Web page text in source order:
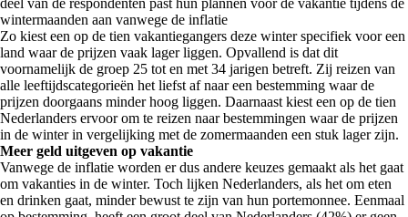
deel van de respondenten past hun plannen voor de vakantie tijdens de
wintermaanden aan vanwege de inflatie
Zo kiest een op de tien vakantiegangers deze winter specifiek voor een
land waar de prijzen vaak lager liggen. Opvallend is dat dit
voornamelijk de groep 25 tot en met 34 jarigen betreft. Zij reizen van
alle leeftijdscategorieën het liefst af naar een bestemming waar de
prijzen doorgaans minder hoog liggen. Daarnaast kiest een op de tien
Nederlanders ervoor om te reizen naar bestemmingen waar de prijzen
in de winter in vergelijking met de zomermaanden een stuk lager zijn.
Meer geld uitgeven op vakantie
Vanwege de inflatie worden er dus andere keuzes gemaakt als het gaat
om vakanties in de winter. Toch lijken Nederlanders, als het om eten
en drinken gaat, minder bewust te zijn van hun portemonnee. Eenmaal